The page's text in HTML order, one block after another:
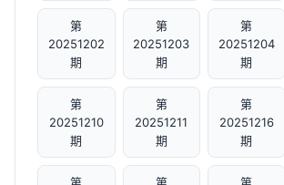
第
20251202
期
第
20251203
期
第
20251204
期
第
20251210
期
第
20251211
期
第
20251216
期